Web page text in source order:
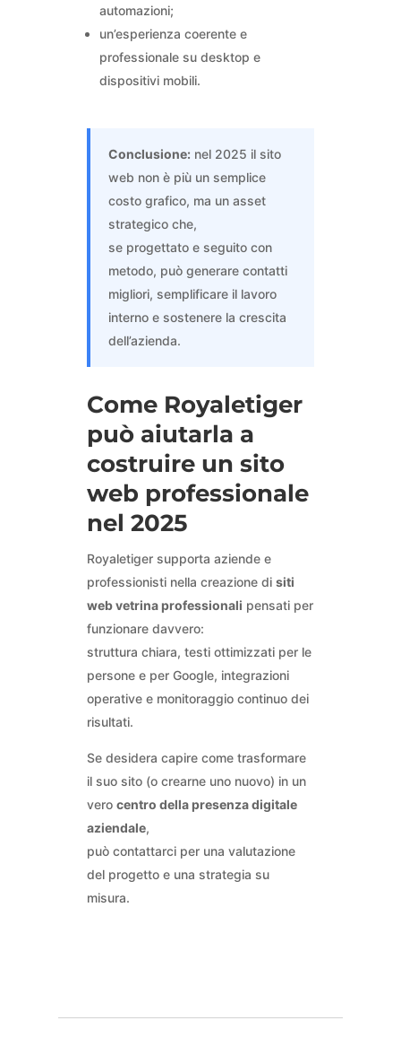
automazioni;
un’esperienza coerente e
professionale su desktop e
dispositivi mobili.
Conclusione:nel 2025 il sito
web non è più un semplice
costo grafico, ma un asset
strategico che,
se progettato e seguito con
metodo, può generare contatti
migliori, semplificare il lavoro
interno e sostenere la crescita
dell’azienda.
Come Royaletiger
può aiutarla a
costruire un sito
web professionale
nel 2025
Royaletiger supporta aziende e
professionisti nella creazione di siti
web vetrina professionali pensati per
funzionare davvero:
struttura chiara, testi ottimizzati per le
persone e per Google, integrazioni
operative e monitoraggio continuo dei
risultati.
Se desidera capire come trasformare
il suo sito (o crearne uno nuovo) in un
vero centro della presenza digitale
aziendale,
può contattarci per una valutazione
del progetto e una strategia su
misura.